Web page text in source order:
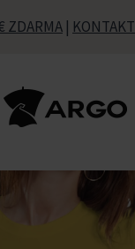
ZDARMA | KONTAKT